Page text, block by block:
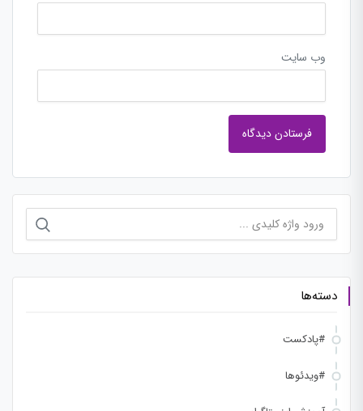
وب‌ سایت
برای:
دسته‌ها
#پادکست
#ویدئوها